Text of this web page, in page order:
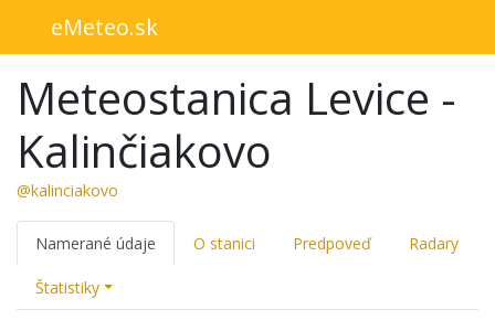
eMeteo.sk
Meteostanica Levice -
Kalinčiakovo
@kalinciakovo
Namerané údaje O stanici Predpoveď Radary
Štatistiky